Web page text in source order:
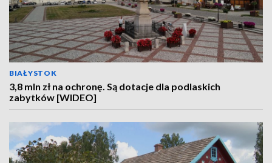
BIAŁYSTOK
3,8 mln zł na ochronę. Są dotacje dla podlaskich
zabytków [WIDEO]